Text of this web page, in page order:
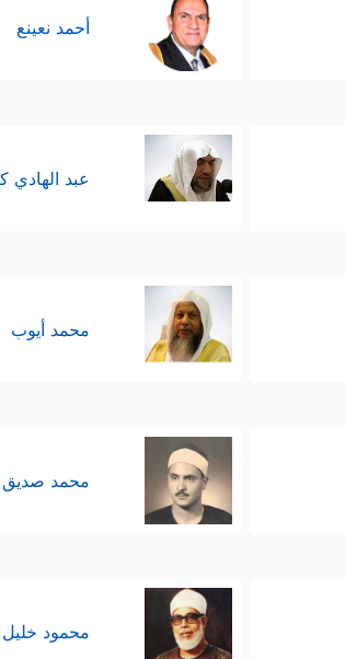
أحمد نعينع
عبد الهادي
محمد أيوب
محمد صديق
محمود